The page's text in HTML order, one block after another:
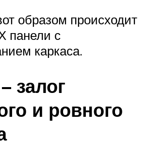
образом происходит
панели с
каркаса.
залог
и ровного